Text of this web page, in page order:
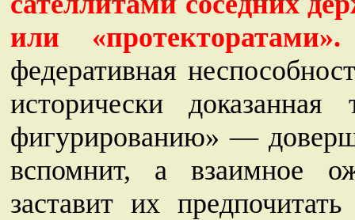
или «протекторатами».
федеративная
исторически
фигурированию» —
вспомнит, а взаимное
заставит их